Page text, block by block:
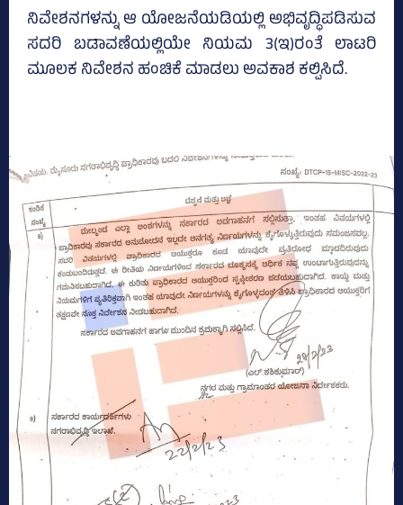
ನಿವೇಶನಗಳನ್ನು ಆ ಯೋಜನೆಯಡಿಯಲ್ಲಿ ಅಭಿವೃದ್ಧಿಪಡಿಸುವ
ಸದರಿ ಬಡಾವಣೆಯಲ್ಲಿಯೇ ನಿಯಮ 3(ಇ)ರಂತೆ ಲಾಟರಿ
ಮೂಲಕ ನಿವೇಶನ ಹಂಚಿಕೆ ಮಾಡಲು ಅವಕಾಶ ಕಲ್ಪಿಸಿದೆ.